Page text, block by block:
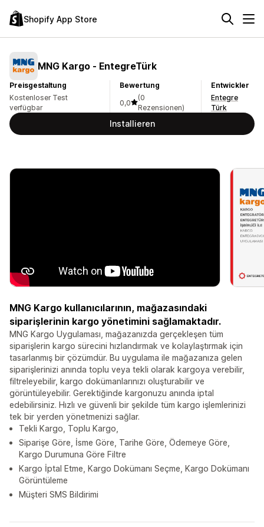
Shopify App Store
MNG Kargo ‑ EntegreTürk
Preisgestaltung
Kostenloser Test
verfügbar
Bewertung
0,0
(0
Rezensionen)
Entwickler
Entegre
Türk
Installieren
MNG Kargo kullanıcılarının, mağazasındaki
siparişlerinin kargo yönetimini sağlamaktadır.
MNG Kargo Uygulaması, mağazanızda gerçekleşen tüm
siparişlerin kargo sürecini hızlandırmak ve kolaylaştırmak için
tasarlanmış bir çözümdür. Bu uygulama ile mağazanıza gelen
siparişlerinizi anında toplu veya tekli olarak kargoya verebilir,
filtreleyebilir, kargo dokümanlarınızı oluşturabilir ve
görüntüleyebilir. Gerektiğinde kargonuzu anında iptal
edebilirsiniz. Hızlı ve güvenli bir şekilde tüm kargo işlemlerinizi
tek bir yerden yönetmenizi sağlar.
Tekli Kargo, Toplu Kargo,
Siparişe Göre, İsme Göre, Tarihe Göre, Ödemeye Göre,
Kargo Durumuna Göre Filtre
Kargo İptal Etme, Kargo Dokümanı Seçme, Kargo Dokümanı
Görüntüleme
Müşteri SMS Bildirimi